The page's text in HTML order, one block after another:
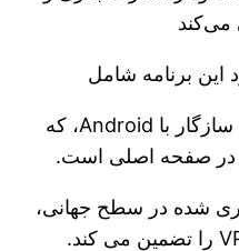
این برنامه شامل
– یک VPN اتصال تک لمسی سازگار با Android، که
در صفحه اصلی است.
شده در سطح جهانی،